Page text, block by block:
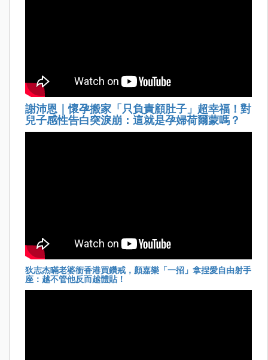
謝沛恩｜懷孕搬家「只負責顧肚子」超幸福！對
兒子感性告白突淚崩：這就是孕婦荷爾蒙嗎？
狄志杰瞞老婆衝香港買鑽戒，顏嘉樂「一招」拿捏愛自由射手
座：越不管他反而越體貼！